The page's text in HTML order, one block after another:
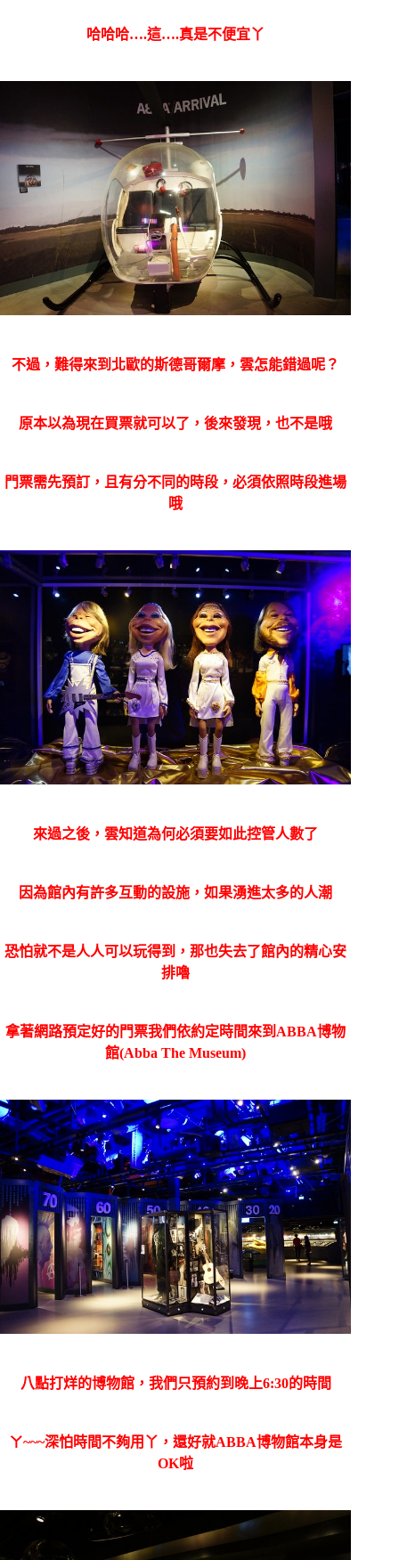
哈哈哈….這….真是不便宜丫
不過，難得來到北歐的斯德哥爾摩，雲怎能錯過呢？
原本以為現在買票就可以了，後來發現，也不是哦
門票需先預訂，且有分不同的時段，必須依照時段進場
哦
來過之後，雲知道為何必須要如此控管人數了
因為館內有許多互動的設施，如果湧進太多的人潮
恐怕就不是人人可以玩得到，那也失去了館內的精心安
排嚕
拿著網路預定好的門票我們依約定時間來到ABBA博物
館(Abba The Museum)
八點打烊的博物館，我們只預約到晚上6:30的時間
ㄚ~~~深怕時間不夠用丫，還好就ABBA博物館本身是
OK啦